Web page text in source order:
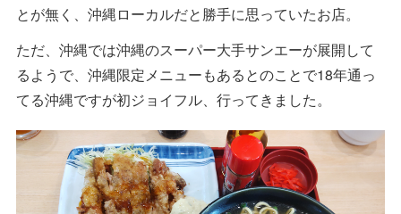
とが無く、沖縄ローカルだと勝手に思っていたお店。
ただ、沖縄では沖縄のスーパー大手サンエーが展開して
るようで、沖縄限定メニューもあるとのことで18年通っ
てる沖縄ですが初ジョイフル、行ってきました。